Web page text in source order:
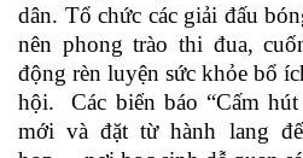
dân. Tổ chức các giải đấu
nên phong trào thi đua,
động rèn luyện sức khỏe bổ
hội. Các biển báo “Cấm
mới và đặt từ hành lang